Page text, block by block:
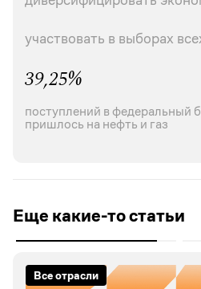
участвовать в выборах
39,25%
поступлений в федеральный
пришлось на нефть и газ
Еще какие-то статьи
Все отрасли